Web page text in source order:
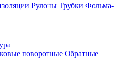
Рулоны Трубки Фольма-
поворотные Обратные